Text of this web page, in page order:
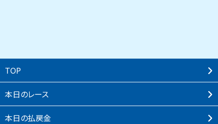
TOP
本⽇のレース
本⽇の払戻⾦